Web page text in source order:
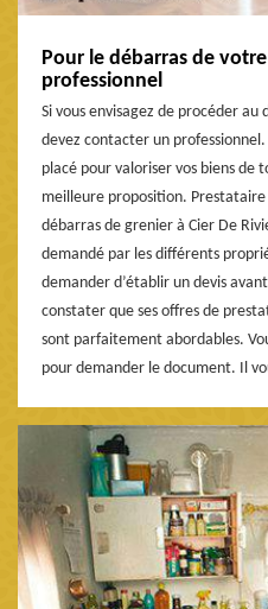
Pour le débarras de
professionnel
Si vous envisagez de procéder
devez contacter un
placé pour valoriser vos biens de
meilleure proposition.
débarras de grenier à Cier De
demandé par les différents
demander d’établir un devis
constater que ses offres de
sont parfaitement abordables.
pour demander le document. Il